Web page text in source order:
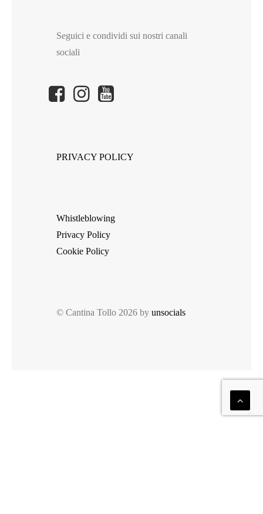
Seguici e condividi sui nostri canali
sociali
PRIVACY POLICY
Whistleblowing
Privacy Policy
Cookie Policy
© Cantina Tollo 2026 by unsocials